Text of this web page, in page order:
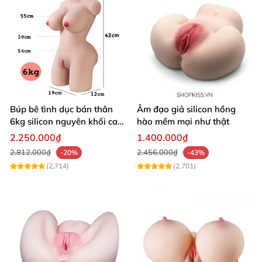
Búp bê tình dục bán thân
6kg silicon nguyên khối cao
cấp giá rẻ
2.250.000₫
2.812.000₫
-20%
(2,714)
Âm đạo giả silicon hồng
hào mềm mại như thật
1.400.000₫
2.456.000₫
-43%
(2,701)